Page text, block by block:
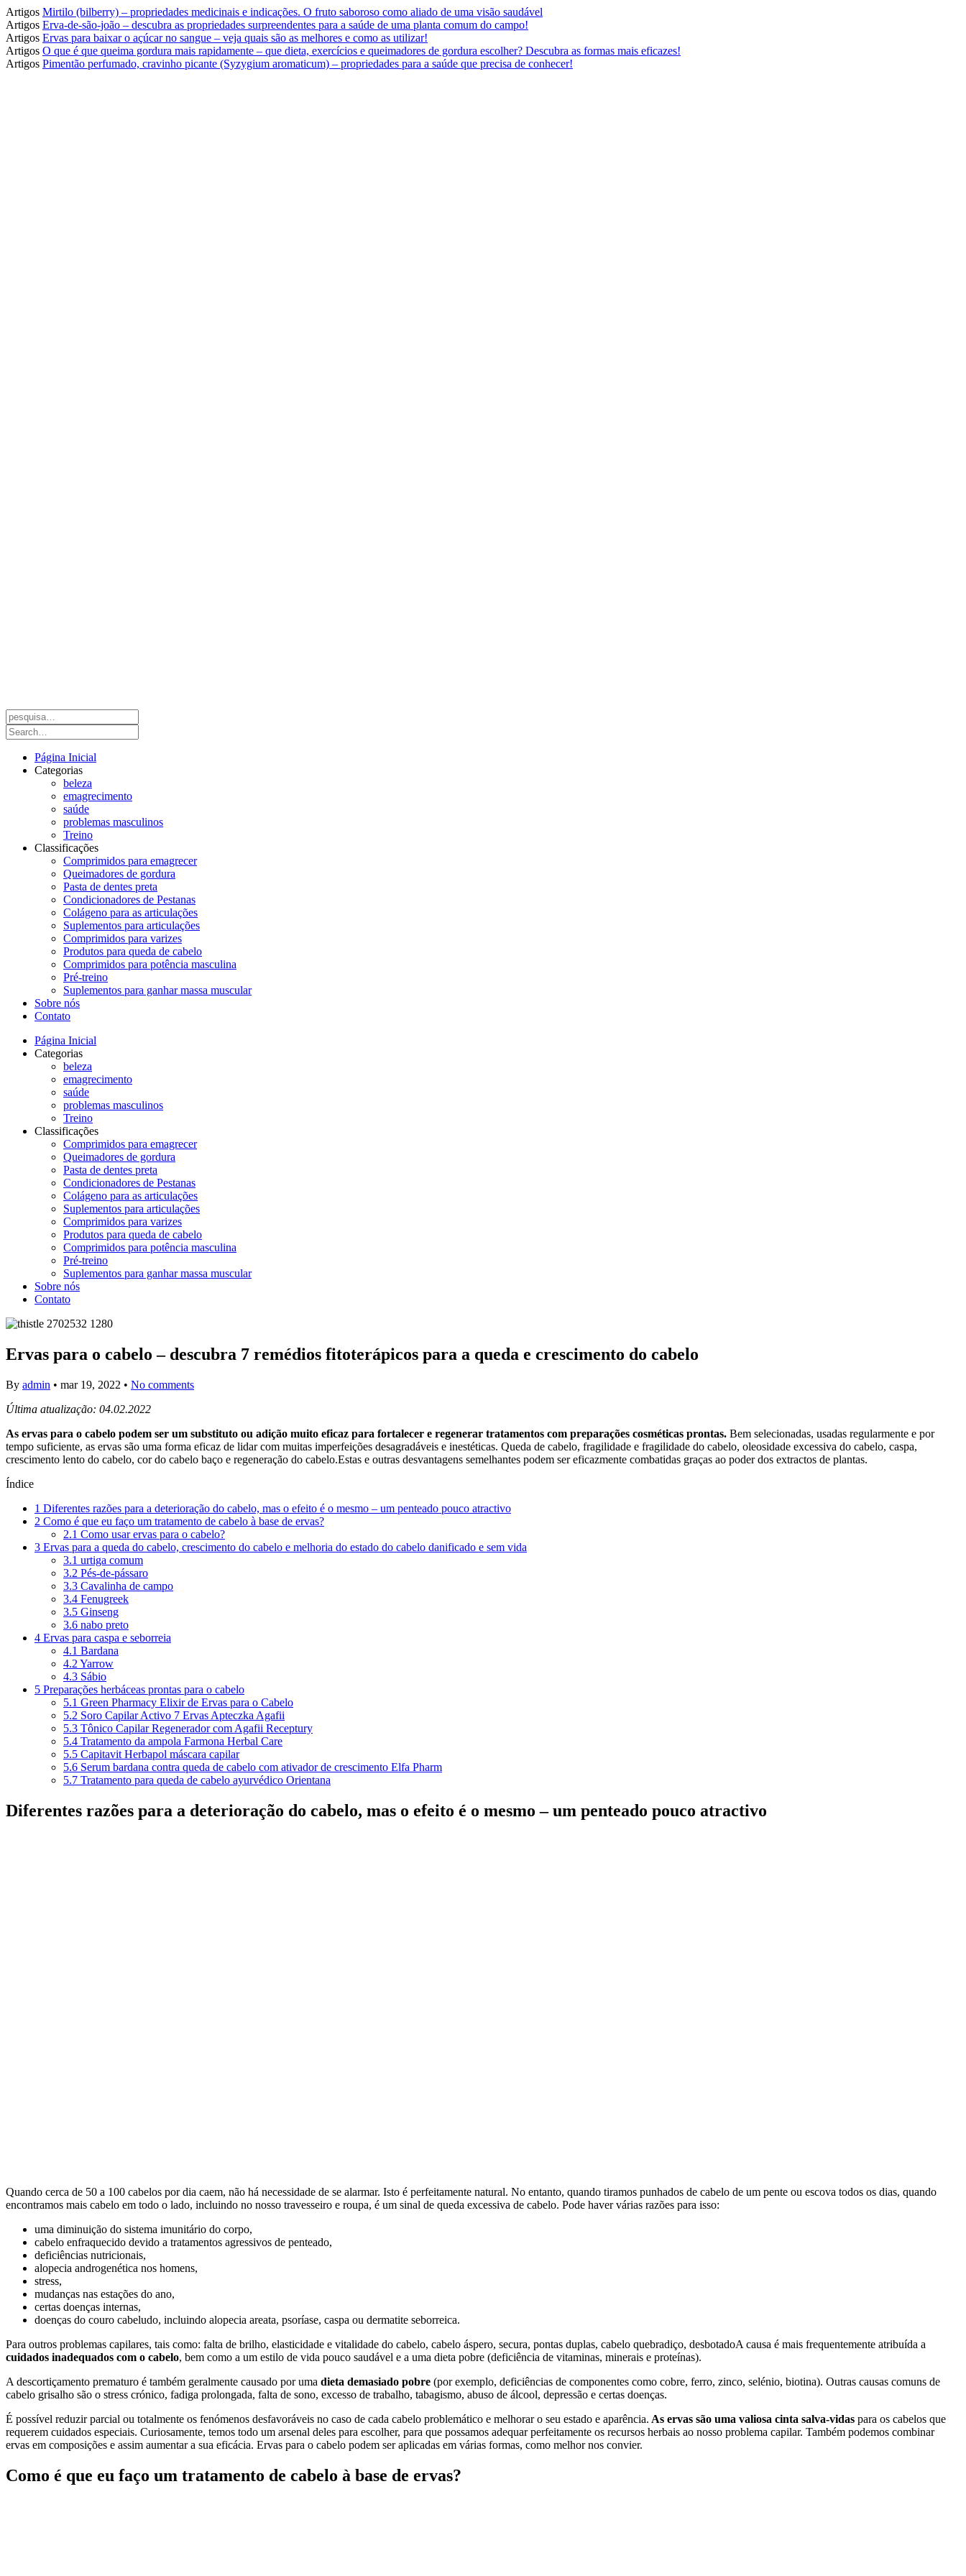
Artigos Mirtilo (bilberry) – propriedades medicinais e indicações. O fruto saboroso como aliado de uma visão saudável
Artigos Erva-de-são-joão – descubra as propriedades surpreendentes para a saúde de uma planta comum do campo!
Artigos Ervas para baixar o açúcar no sangue – veja quais são as melhores e como as utilizar!
Artigos O que é que queima gordura mais rapidamente – que dieta, exercícios e queimadores de gordura escolher? Descubra as formas mais eficazes!
Artigos Pimentão perfumado, cravinho picante (Syzygium aromaticum) – propriedades para a saúde que precisa de conhecer!
Página Inicial
Categorias
beleza
emagrecimento
saúde
problemas masculinos
Treino
Classificações
Comprimidos para emagrecer
Queimadores de gordura
Pasta de dentes preta
Condicionadores de Pestanas
Colágeno para as articulações
Suplementos para articulações
Comprimidos para varizes
Produtos para queda de cabelo
Comprimidos para potência masculina
Pré-treino
Suplementos para ganhar massa muscular
Sobre nós
Contato
Página Inicial
Categorias
beleza
emagrecimento
saúde
problemas masculinos
Treino
Classificações
Comprimidos para emagrecer
Queimadores de gordura
Pasta de dentes preta
Condicionadores de Pestanas
Colágeno para as articulações
Suplementos para articulações
Comprimidos para varizes
Produtos para queda de cabelo
Comprimidos para potência masculina
Pré-treino
Suplementos para ganhar massa muscular
Sobre nós
Contato
Ervas para o cabelo – descubra 7 remédios fitoterápicos para a queda e crescimento do cabelo
By admin • mar 19, 2022 • No comments
Última atualização: 04.02.2022
As ervas para o cabelo podem ser um substituto ou adição muito eficaz para fortalecer e regenerar tratamentos com preparações cosméticas prontas. Bem selecionadas, usadas regularmente e por
tempo suficiente, as ervas são uma forma eficaz de lidar com muitas imperfeições desagradáveis e inestéticas. Queda de cabelo, fragilidade e fragilidade do cabelo, oleosidade excessiva do cabelo, caspa,
crescimento lento do cabelo, cor do cabelo baço e regeneração do cabelo.Estas e outras desvantagens semelhantes podem ser eficazmente combatidas graças ao poder dos extractos de plantas.
Índice
1 Diferentes razões para a deterioração do cabelo, mas o efeito é o mesmo – um penteado pouco atractivo
2 Como é que eu faço um tratamento de cabelo à base de ervas?
2.1 Como usar ervas para o cabelo?
3 Ervas para a queda do cabelo, crescimento do cabelo e melhoria do estado do cabelo danificado e sem vida
3.1 urtiga comum
3.2 Pés-de-pássaro
3.3 Cavalinha de campo
3.4 Fenugreek
3.5 Ginseng
3.6 nabo preto
4 Ervas para caspa e seborreia
4.1 Bardana
4.2 Yarrow
4.3 Sábio
5 Preparações herbáceas prontas para o cabelo
5.1 Green Pharmacy Elixir de Ervas para o Cabelo
5.2 Soro Capilar Activo 7 Ervas Apteczka Agafii
5.3 Tônico Capilar Regenerador com Agafii Receptury
5.4 Tratamento da ampola Farmona Herbal Care
5.5 Capitavit Herbapol máscara capilar
5.6 Serum bardana contra queda de cabelo com ativador de crescimento Elfa Pharm
5.7 Tratamento para queda de cabelo ayurvédico Orientana
Diferentes razões para a deterioração do cabelo, mas o efeito é o mesmo – um penteado pouco atractivo
Quando cerca de 50 a 100 cabelos por dia caem, não há necessidade de se alarmar. Isto é perfeitamente natural. No entanto, quando tiramos punhados de cabelo de um pente ou escova todos os dias, quando
encontramos mais cabelo em todo o lado, incluindo no nosso travesseiro e roupa, é um sinal de queda excessiva de cabelo. Pode haver várias razões para isso:
uma diminuição do sistema imunitário do corpo,
cabelo enfraquecido devido a tratamentos agressivos de penteado,
deficiências nutricionais,
alopecia androgenética nos homens,
stress,
mudanças nas estações do ano,
certas doenças internas,
doenças do couro cabeludo, incluindo alopecia areata, psoríase, caspa ou dermatite seborreica.
Para outros problemas capilares, tais como: falta de brilho, elasticidade e vitalidade do cabelo, cabelo áspero, secura, pontas duplas, cabelo quebradiço, desbotadoA causa é mais frequentemente atribuída a
cuidados inadequados com o cabelo, bem como a um estilo de vida pouco saudável e a uma dieta pobre (deficiência de vitaminas, minerais e proteínas).
A descortiçamento prematuro é também geralmente causado por uma dieta demasiado pobre (por exemplo, deficiências de componentes como cobre, ferro, zinco, selénio, biotina). Outras causas comuns de
cabelo grisalho são o stress crónico, fadiga prolongada, falta de sono, excesso de trabalho, tabagismo, abuso de álcool, depressão e certas doenças.
É possível reduzir parcial ou totalmente os fenómenos desfavoráveis no caso de cada cabelo problemático e melhorar o seu estado e aparência. As ervas são uma valiosa cinta salva-vidas para os cabelos que
requerem cuidados especiais. Curiosamente, temos todo um arsenal deles para escolher, para que possamos adequar perfeitamente os recursos herbais ao nosso problema capilar. Também podemos combinar
ervas em composições e assim aumentar a sua eficácia. Ervas para o cabelo podem ser aplicadas em várias formas, como melhor nos convier.
Como é que eu faço um tratamento de cabelo à base de ervas?